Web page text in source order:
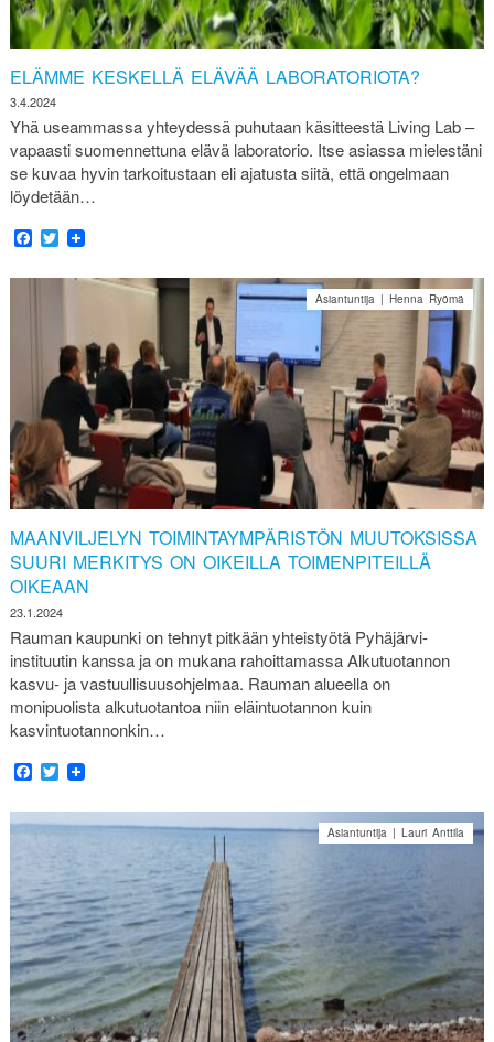
ELÄMME KESKELLÄ ELÄVÄÄ LABORATORIOTA?
3.4.2024
Yhä useammassa yhteydessä puhutaan käsitteestä Living Lab –
vapaasti suomennettuna elävä laboratorio. Itse asiassa mielestäni
se kuvaa hyvin tarkoitustaan eli ajatusta siitä, että ongelmaan
löydetään…
Facebook
Twitter
MAANVILJELYN TOIMINTAYMPÄRISTÖN MUUTOKSISSA
SUURI MERKITYS ON OIKEILLA TOIMENPITEILLÄ
OIKEAAN
23.1.2024
Asiantuntija | Henna Ryömä
Rauman kaupunki on tehnyt pitkään yhteistyötä Pyhäjärvi-
instituutin kanssa ja on mukana rahoittamassa Alkutuotannon
kasvu- ja vastuullisuusohjelmaa. Rauman alueella on
monipuolista alkutuotantoa niin eläintuotannon kuin
kasvintuotannonkin…
Facebook
Twitter
Asiantuntija | Lauri Anttila